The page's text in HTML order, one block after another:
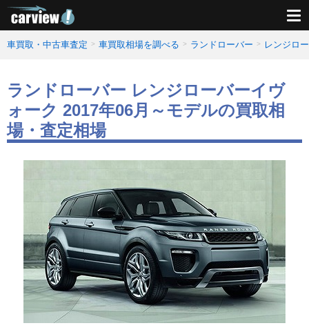
車買取・中古車査定 車買取相場を調べる ランドローバー レンジロ
ランドローバー レンジローバーイヴ
ォーク 2017年06月～モデルの買取相
場・査定相場